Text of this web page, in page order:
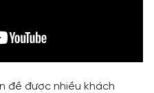
đề được nhiều khách